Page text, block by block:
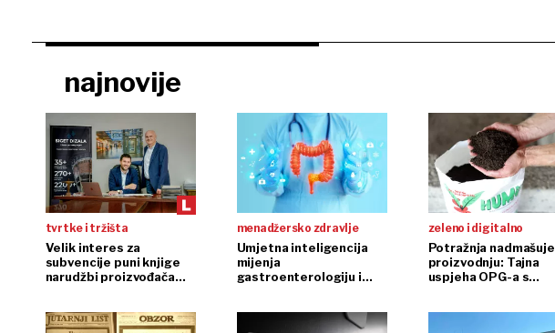
najnovije
tvrtke i tržišta
Velik interes za
subvencije puni knjige
narudžbi proizvođača
menadžersko zdravlje
Umjetna inteligencija
mijenja
gastroenterologiju i
zeleno i digitalno
Potražnja nadmašuje
proizvodnju: Tajna
uspjeha OPG-a s